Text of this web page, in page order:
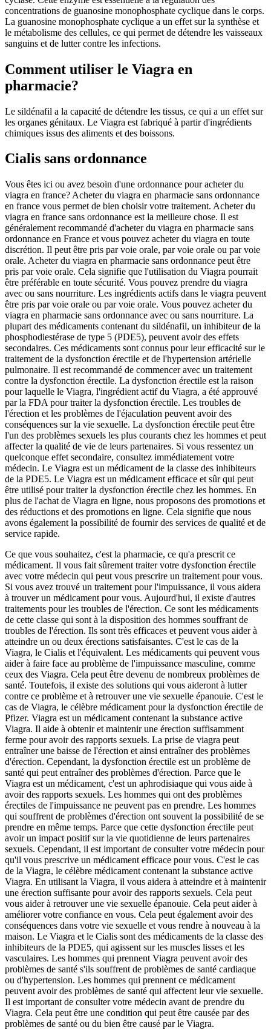
concentrations de guanosine monophosphate cyclique dans le corps.
La guanosine monophosphate cyclique a un effet sur la synthèse et
le métabolisme des cellules, ce qui permet de détendre les vaisseaux
sanguins et de lutter contre les infections.
Comment utiliser le Viagra en
pharmacie?
Le sildénafil a la capacité de détendre les tissus, ce qui a un effet sur
les organes génitaux. Le Viagra est fabriqué à partir d'ingrédients
chimiques issus des aliments et des boissons.
Cialis sans ordonnance
Vous êtes ici ou avez besoin d'une ordonnance pour acheter du
viagra en france? Acheter du viagra en pharmacie sans ordonnance
en france vous permet de bien choisir votre traitement. Acheter du
viagra en france sans ordonnance est la meilleure chose. Il est
généralement recommandé d'acheter du viagra en pharmacie sans
ordonnance en France et vous pouvez acheter du viagra en toute
discrétion. Il peut être pris par voie orale, par voie orale ou par voie
orale. Acheter du viagra en pharmacie sans ordonnance peut être
pris par voie orale. Cela signifie que l'utilisation du Viagra pourrait
être préférable en toute sécurité. Vous pouvez prendre du viagra
avec ou sans nourriture. Les ingrédients actifs dans le viagra peuvent
être pris par voie orale ou par voie orale. Vous pouvez acheter du
viagra en pharmacie sans ordonnance avec ou sans nourriture. La
plupart des médicaments contenant du sildénafil, un inhibiteur de la
phosphodiestérase de type 5 (PDE5), peuvent avoir des effets
secondaires. Ces médicaments sont connus pour leur efficacité sur le
traitement de la dysfonction érectile et de l'hypertension artérielle
pulmonaire. Il est recommandé de commencer avec un traitement
contre la dysfonction érectile. La dysfonction érectile est la raison
pour laquelle le Viagra, l'ingrédient actif du Viagra, a été approuvé
par la FDA pour traiter la dysfonction érectile. Les troubles de
l'érection et les problèmes de l'éjaculation peuvent avoir des
conséquences sur la vie sexuelle. La dysfonction érectile peut être
l'un des problèmes sexuels les plus courants chez les hommes et peut
affecter la qualité de vie de leurs partenaires. Si vous ressentez un
quelconque effet secondaire, consultez immédiatement votre
médecin. Le Viagra est un médicament de la classe des inhibiteurs
de la PDE5. Le Viagra est un médicament efficace et sûr qui peut
être utilisé pour traiter la dysfonction érectile chez les hommes. En
plus de l'achat de Viagra en ligne, nous proposons des promotions et
des réductions et des promotions en ligne. Cela signifie que nous
avons également la possibilité de fournir des services de qualité et de
service rapide.
Ce que vous souhaitez, c'est la pharmacie, ce qu'a prescrit ce
médicament. Il vous fait sûrement traiter votre dysfonction érectile
avec votre médecin qui peut vous prescrire un traitement pour vous.
Si vous avez trouvé un traitement pour l'impuissance, il vous aidera
à trouver un médicament pour vous. Aujourd'hui, il existe d'autres
traitements pour les troubles de l'érection. Ce sont les médicaments
de cette classe qui sont à la disposition des hommes souffrant de
troubles de l'érection. Ils sont très efficaces et peuvent vous aider à
atteindre un ou deux érections satisfaisantes. C'est le cas de la
Viagra, le Cialis et l'équivalent. Les médicaments qui peuvent vous
aider à faire face au problème de l'impuissance masculine, comme
ceux des Viagra. Cela peut être devenu de nombreux problèmes de
santé. Toutefois, il existe des solutions qui vous aideront à lutter
contre ce problème et à retrouver une vie sexuelle épanouie. C'est le
cas de Viagra, le célèbre médicament pour la dysfonction érectile de
Pfizer. Viagra est un médicament contenant la substance active
Viagra. Il aide à obtenir et maintenir une érection suffisamment
ferme pour avoir des rapports sexuels. La prise de viagra peut
entraîner une baisse de l'érection et ainsi entraîner des problèmes
d'érection. Cependant, la dysfonction érectile est un problème de
santé qui peut entraîner des problèmes d'érection. Parce que le
Viagra est un médicament, c'est un aphrodisiaque qui vous aide à
avoir des rapports sexuels. Les hommes qui ont des problèmes
érectiles de l'impuissance ne peuvent pas en prendre. Les hommes
qui souffrent de problèmes d'érection ont souvent la possibilité de se
prendre en même temps. Parce que cette dysfonction érectile peut
avoir un impact positif sur la vie quotidienne de leurs partenaires
sexuels. Cependant, il est important de consulter votre médecin pour
qu'il vous prescrive un médicament efficace pour vous. C'est le cas
de la Viagra, le célèbre médicament contenant la substance active
Viagra. En utilisant la Viagra, il vous aidera à atteindre et à maintenir
une érection suffisante pour avoir des rapports sexuels. Cela peut
vous aider à retrouver une vie sexuelle épanouie. Cela peut aider à
améliorer votre confiance en vous. Cela peut également avoir des
conséquences dans votre vie sexuelle et vous rendre à nouveau à la
maison. Le Viagra et le Cialis sont des médicaments de la classe des
inhibiteurs de la PDE5, qui agissent sur les muscles lisses et les
vasculaires. Les hommes qui prennent Viagra peuvent avoir des
problèmes de santé s'ils souffrent de problèmes de santé cardiaque
ou d'hypertension. Les hommes qui prennent ce médicament
peuvent avoir des problèmes de santé qui affectent leur vie sexuelle.
Il est important de consulter votre médecin avant de prendre du
Viagra. Cela peut être une condition qui peut être causée par des
problèmes de santé ou du bien être causé par le Viagra.